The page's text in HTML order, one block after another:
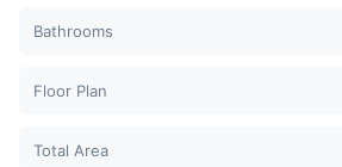
Bathrooms
Floor Plan
Total Area